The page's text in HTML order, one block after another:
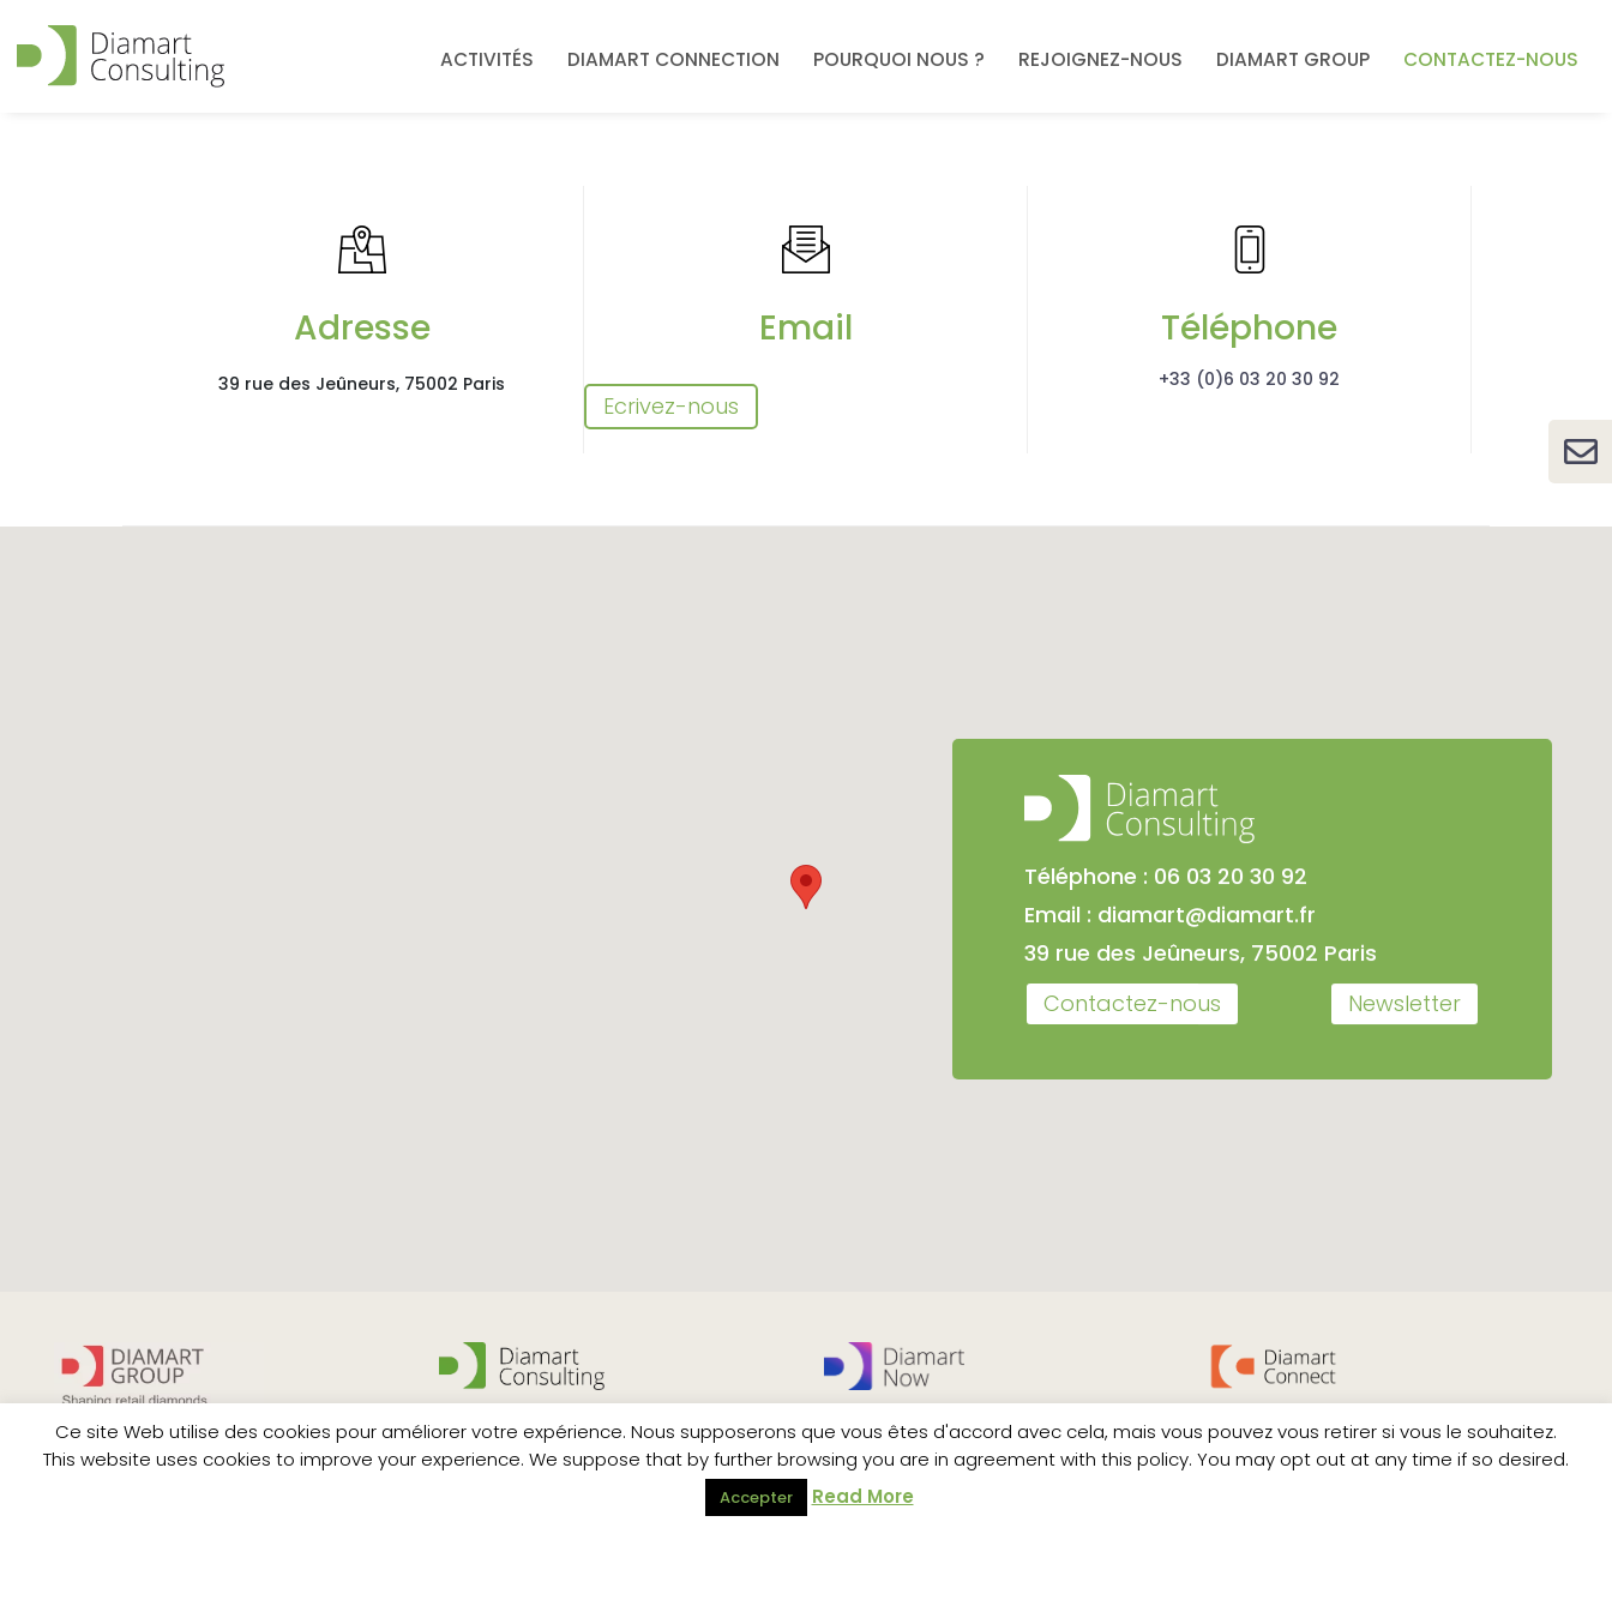
ACTIVITÉS DIAMART CONNECTION POURQUOI NOUS ? REJOIGNEZ-NOUS DIAMART GROUP CONTACTEZ-NOUS
Adresse
39 rue des Jeûneurs, 75002 Paris
Email
Ecrivez-nous
Téléphone
+33 (0)6 03 20 30 92
Ce site Web utilise des cookies pour améliorer votre expérience. Nous supposerons que vous êtes d'accord avec cela, mais vous pouvez vous retirer si vous le souhaitez.
This website uses cookies to improve your experience. We suppose that by further browsing you are in agreement with this policy. You may opt out at any time if so desired.
Accepter Read More
Téléphone : 06 03 20 30 92
Email : diamart@diamart.fr
39 rue des Jeûneurs, 75002 Paris
Contactez-nous
Newsletter
Diamart Group fédère les
transformation
digitaux